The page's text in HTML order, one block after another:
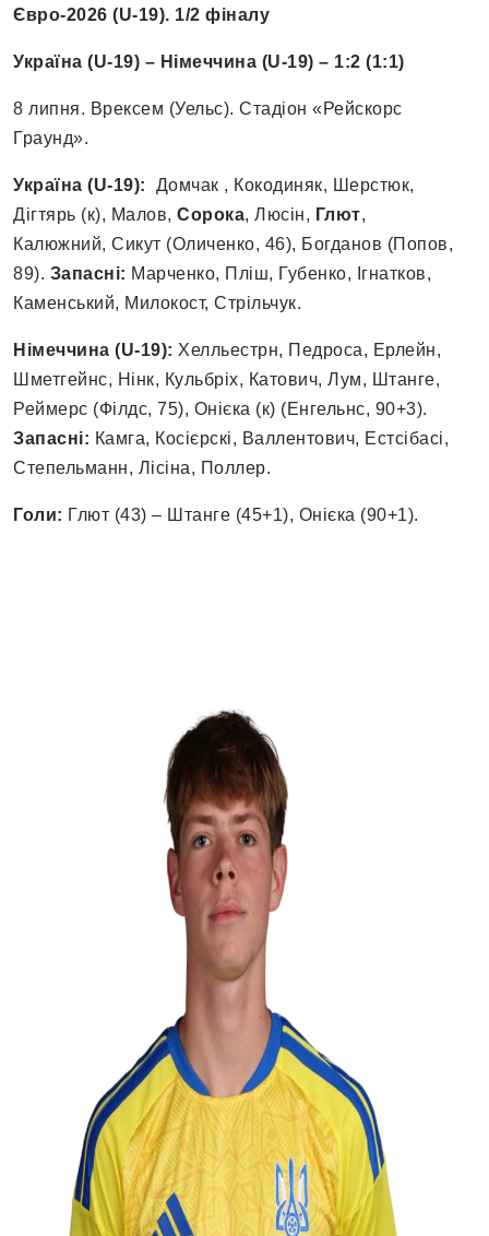
Євро-2026 (U-19). 1/2 фіналу
Україна (U-19) – Німеччина (U-19) – 1:2 (1:1)
8 липня. Врексем (Уельс). Стадіон «Рейскорс
Граунд».
Україна (U-19): Домчак , Кокодиняк, Шерстюк,
Дігтярь (к), Малов, Сорока, Люсін, Глют,
Калюжний, Сикут (Оличенко, 46), Богданов (Попов,
89). Запасні: Марченко, Пліш, Губенко, Ігнатков,
Каменський, Милокост, Стрільчук.
Німеччина (U-19): Хелльестрн, Педроса, Ерлейн,
Шметгейнс, Нінк, Кульбріх, Катович, Лум, Штанге,
Реймерс (Філдс, 75), Онієка (к) (Енгельнс, 90+3).
Запасні: Камга, Косієрскі, Валлентович, Естсібасі,
Степельманн, Лісіна, Поллер.
Голи: Глют (43) – Штанге (45+1), Онієка (90+1).